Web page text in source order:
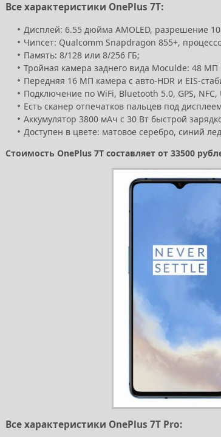
Все характеристики OnePlus 7T:
Дисплей: 6.55 дюйма AMOLED, разрешение
Чипсет: Qualcomm Snapdragon 855+,
Память: 8/128 или 8/256 ГБ;
Тройная камера заднего вида Moculde: 48
Передняя 16 МП камера с авто-HDR и EIS-
Подключение по WiFi, Bluetooth 5.0, GPS, NFC,
Есть сканер отпечатков пальцев под
Аккумулятор 3800 мАч с 30 Вт быстрой
Доступен в цвете: матовое серебро, синий
Стоимость OnePlus 7T составляет от 33500
Все характеристики OnePlus 7T Pro: